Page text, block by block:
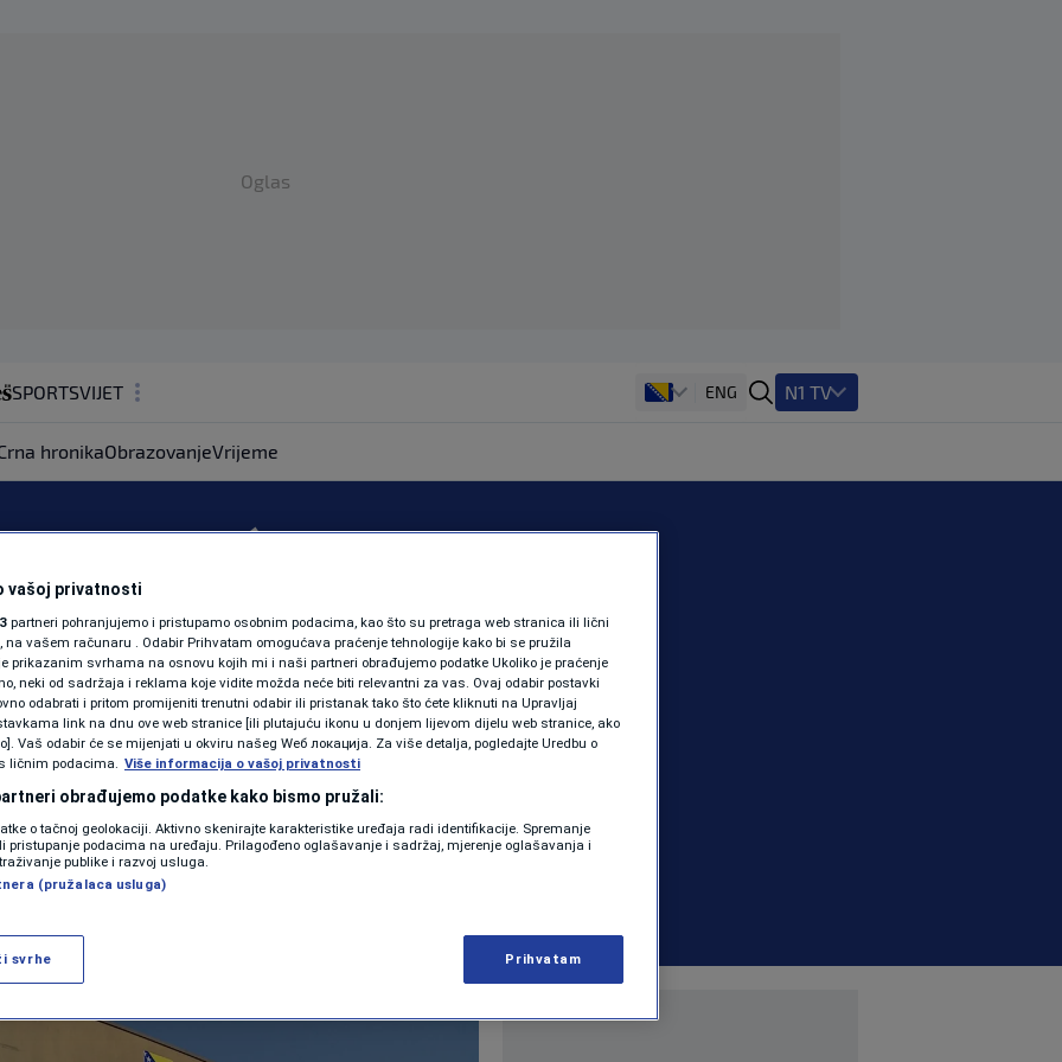
Oglas
SPORTSVIJET
ZDRAVLJE
SHOWBIZ
PODCAST
N1 SPECIJAL
FENOMENI
NEISTRAŽENO
VIRALNO
VIDEO
ENG N1 TV
hronikaObrazovanjeVrijeme
Adnanu Ćatiću
učešće na
VIJESTI 0 komentara
Više
vašoj privatnosti
partneri pohranjujemo i pristupamo osobnim podacima, kao što su pretraga web stranica ili lični
na vašem računaru . Odabir Prihvatam omogućava praćenje tehnologije kako bi se pružila
prikazanim svrhama na osnovu kojih mi i naši partneri obrađujemo podatke Ukoliko je praćenje
neki od sadržaja i reklama koje vidite možda neće biti relevantni za vas. Ovaj odabir postavki
odabrati i pritom promijeniti trenutni odabir ili pristanak tako što ćete kliknuti na Upravljaj
link na dnu ove web stranice [ili plutajuću ikonu u donjem lijevom dijelu web stranice, ako
Vaš odabir će se mijenjati u okviru našeg Wеб локација. Za više detalja, pogledajte Uredbu o
ličnim podacima. Više informacija o vašoj privatnosti
obrađujemo podatke kako bismo pružali:
o tačnoj geolokaciji. Aktivno skenirajte karakteristike uređaja radi identifikacije. Spremanje
pristupanje podacima na uređaju. Prilagođeno oglašavanje i sadržaj, mjerenje oglašavanja i
publike i razvoj usluga.
(pružalaca usluga)
svrhe Prihvatam